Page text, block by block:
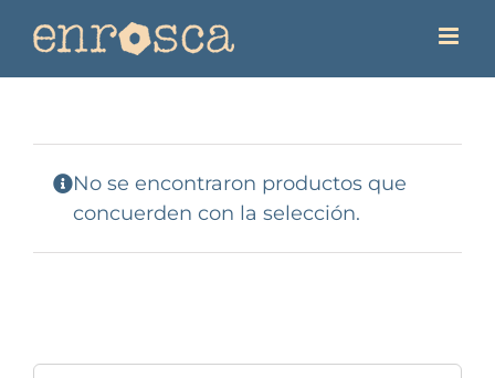
No se encontraron productos que
concuerden con la selección.